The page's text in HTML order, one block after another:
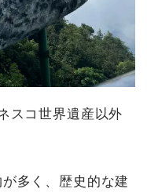
スコ世界遺産以外
多く、歴史的な建